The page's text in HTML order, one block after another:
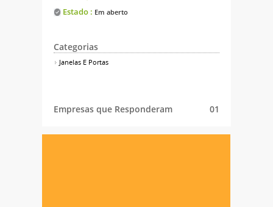
Estado : Em aberto
Categorias
Janelas E Portas
Empresas que Responderam 01